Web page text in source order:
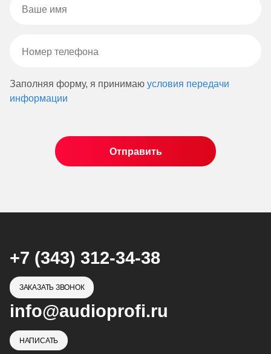
Заполняя форму, я принимаю условия передачи
информации
+7 (343) 312-34-38
ЗАКАЗАТЬ ЗВОНОК
info@audioprofi.ru
НАПИСАТЬ